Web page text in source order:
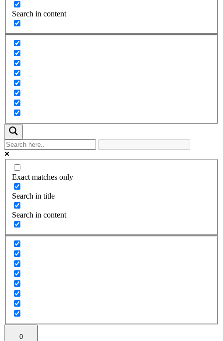
Search in content
Exact matches only
Search in title
Search in content
0